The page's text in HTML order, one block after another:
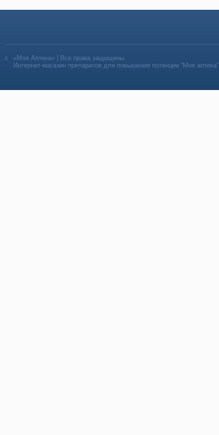
«Моя Аптека» | Все права защищены
Интернет-магазин препаратов для повышения потенции “Моя